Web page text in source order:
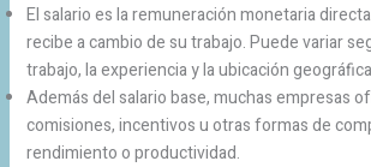
El salario es la remuneración monetaria
recibe a cambio de su trabajo. Puede variar
trabajo, la experiencia y la ubicación
Además del salario base, muchas empresas
comisiones, incentivos u otras formas de
rendimiento o productividad.